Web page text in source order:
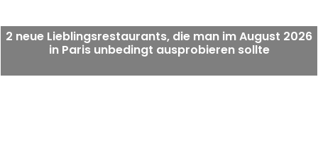
2 neue Lieblingsrestaurants, die man im August 2026
in Paris unbedingt ausprobieren sollte